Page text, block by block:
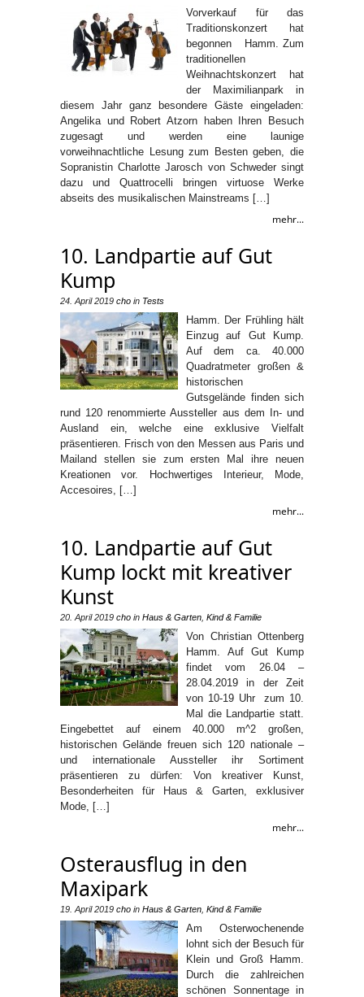
Vorverkauf für das
Traditionskonzert hat
begonnen Hamm. Zum
traditionellen
Weihnachtskonzert hat
der Maximilianpark in
diesem Jahr ganz besondere Gäste eingeladen:
Angelika und Robert Atzorn haben Ihren Besuch
zugesagt und werden eine launige
vorweihnachtliche Lesung zum Besten geben, die
Sopranistin Charlotte Jarosch von Schweder singt
dazu und Quattrocelli bringen virtuose Werke
abseits des musikalischen Mainstreams […]
mehr...
10. Landpartie auf Gut
Kump
24. April 2019 cho in Tests
Hamm. Der Frühling hält
Einzug auf Gut Kump.
Auf dem ca. 40.000
Quadratmeter großen &
historischen
Gutsgelände finden sich
rund 120 renommierte Aussteller aus dem In- und
Ausland ein, welche eine exklusive Vielfalt
präsentieren. Frisch von den Messen aus Paris und
Mailand stellen sie zum ersten Mal ihre neuen
Kreationen vor. Hochwertiges Interieur, Mode,
Accesoires, […]
mehr...
10. Landpartie auf Gut
Kump lockt mit kreativer
Kunst
20. April 2019 cho in Haus & Garten Kind & Familie
Von Christian Ottenberg
Hamm. Auf Gut Kump
findet vom 26.04 –
28.04.2019 in der Zeit
von 10-19 Uhr zum 10.
Mal die Landpartie statt.
Eingebettet auf einem 40.000 m^2 großen,
historischen Gelände freuen sich 120 nationale –
und internationale Aussteller ihr Sortiment
präsentieren zu dürfen: Von kreativer Kunst,
Besonderheiten für Haus & Garten, exklusiver
Mode, […]
mehr...
Osterausflug in den
Maxipark
19. April 2019 cho in Haus & Garten Kind & Familie
Am Osterwochenende
lohnt sich der Besuch für
Klein und Groß Hamm.
Durch die zahlreichen
schönen Sonnentage in